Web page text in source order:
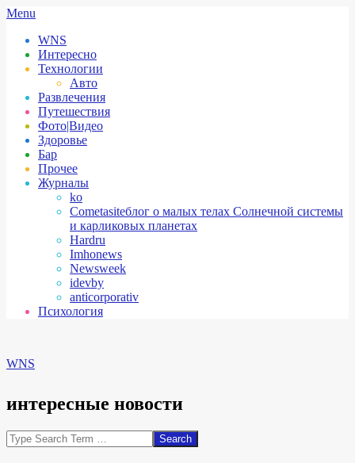
Skip
content
Secondary
Menu
Menu
WNS
Интересно
Технологии
Авто
Развлечения
Путешествия
Фото|Видео
Здоровье
Бар
Прочее
Журналы
ko
Cometasiteблог о малых телах Солнечной системы
и карликовых планетах
Hardru
Imhonews
Newsweek
idevby
anticorporativ
Психология
WNS
интересные новости
Search